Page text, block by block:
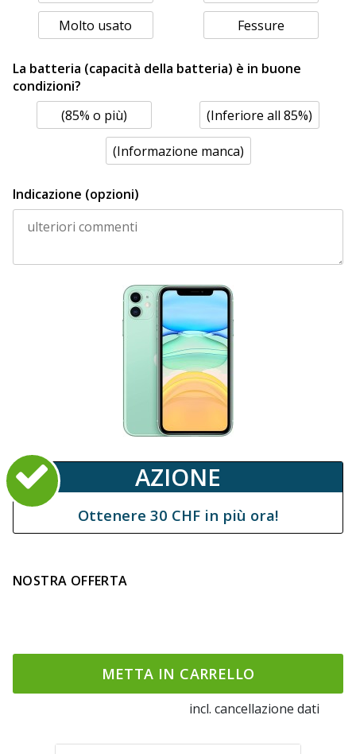
Molto usato Fessure
La batteria (capacità della batteria) è in buone
condizioni?
(85% o più)
(Inferiore all 85%)
(Informazione manca)
Indicazione (opzioni)
AZIONE
Ottenere 30 CHF in più ora!
NOSTRA OFFERTA
METTA IN CARRELLO
incl. cancellazione dati